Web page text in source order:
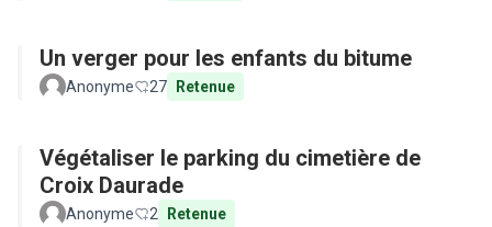
Un verger pour les enfants du bitume
Anonyme 27 Retenue
Végétaliser le parking du cimetière de
Croix Daurade
Anonyme 2 Retenue